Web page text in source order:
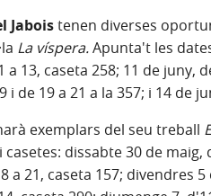
Jaboistenen diverses
La víspera.Apunta't les
a 13, caseta 258; 11 de juny,
i de 19 a 21 a la 357; i 14 de
exemplars del seu treball
dissabte 30 de maig,
a 21, caseta 157; divendres